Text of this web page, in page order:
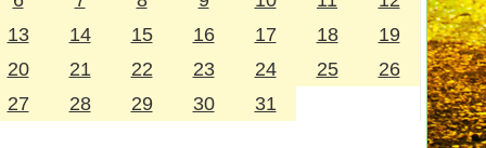
13
14 15 16 17 18
19
20
21 22 23 24 25
26
27
28 29 30 31